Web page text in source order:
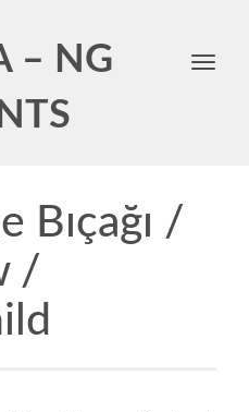
– NG
Toggle
Bıçağı /
/